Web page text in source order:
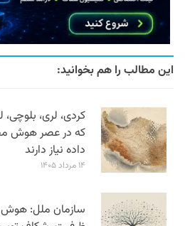
این مطالب را هم بخوانید:
کردی، لری، بلوچی،
که در عصر هوش
داده نیاز دارند
۱۴ مرداد ۱۴۰۵
سازمان ملل: